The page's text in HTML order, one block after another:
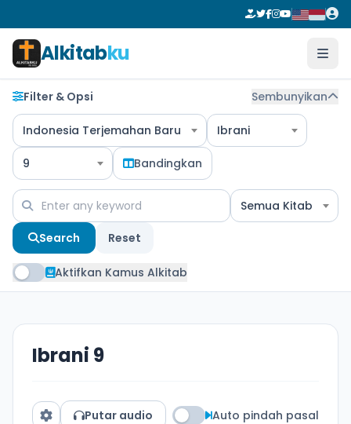
Alkitabku
Filter & Opsi Sembunyikan
Indonesia Terjemahan Baru Ibrani
9 Bandingkan
Semua Kitab
Search Reset
Aktifkan Kamus Alkitab
Ibrani 9
Putar audio Auto pindah pasal